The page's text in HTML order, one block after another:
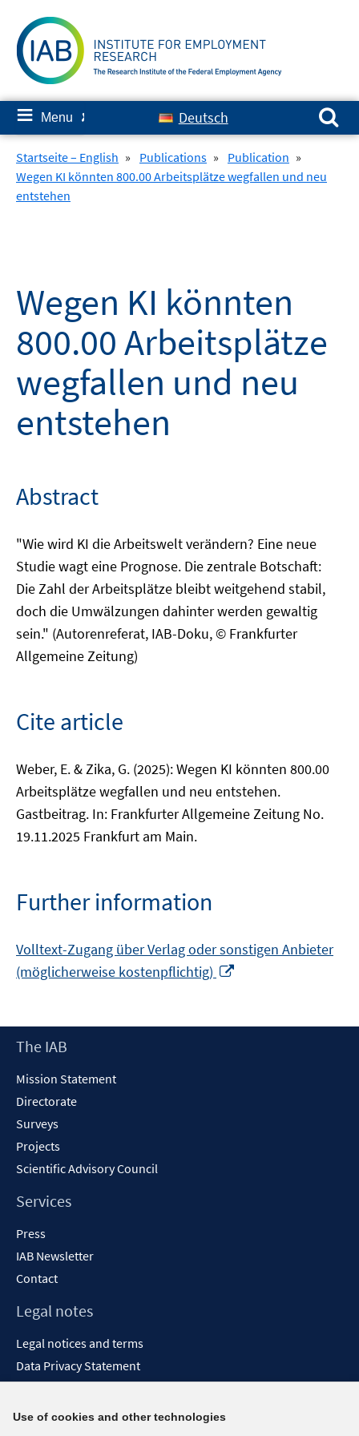
content
≡ Menu ✘ Deutsch
Search for:
Startseite – English » Publications » Publication »
Wegen KI könnten 800.00 Arbeitsplätze wegfallen und neu
entstehen
Wegen KI könnten
800.00 Arbeitsplätze
wegfallen und neu
entstehen
Abstract
"Wie wird KI die Arbeitswelt verändern? Eine neue
Studie wagt eine Prognose. Die zentrale Botschaft:
Die Zahl der Arbeitsplätze bleibt weitgehend stabil,
doch die Umwälzungen dahinter werden gewaltig
sein." (Autorenreferat, IAB-Doku, © Frankfurter
Allgemeine Zeitung)
Cite article
Weber, E. & Zika, G. (2025): Wegen KI könnten 800.00
Arbeitsplätze wegfallen und neu entstehen.
Gastbeitrag. In: Frankfurter Allgemeine Zeitung No.
19.11.2025 Frankfurt am Main.
Further information
Volltext-Zugang über Verlag oder sonstigen Anbieter
(möglicherweise kostenpflichtig)
new
Footer
The IAB
Mission Statement
Directorate
Surveys
Projects
Scientific Advisory Council
Services
Press
IAB Newsletter
Contact
Legal notes
Legal notices and terms
Data Privacy Statement
Report Accessibility
Use of cookies and other technologies